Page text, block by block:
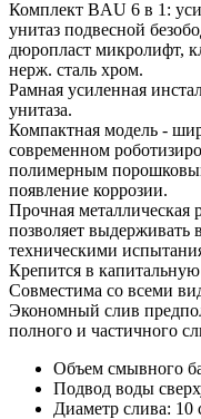
Комплект BAU 6 в 1:
унитаз подвесной
дюропласт микролифт,
нерж. сталь хром.
Рамная усиленная
унитаза.
Компактная модель -
современном
полимерным
появление коррозии.
Прочная металлическая
позволяет выдерживать
техническими
Крепится в
Совместима со всеми
Экономный слив
полного и частичного
Объем смывного
Подвод воды
Диаметр слива: 10